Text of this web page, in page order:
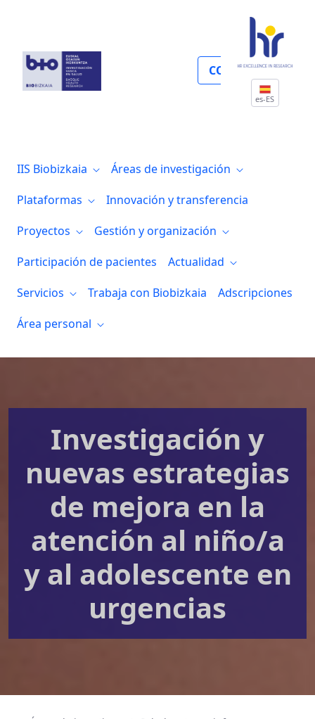
COLABORA
es-ES
IIS Biobizkaia
Áreas de investigación
Plataformas
Innovación y transferencia
Proyectos
Gestión y organización
Participación de pacientes
Actualidad
Servicios
Trabaja con Biobizkaia
Adscripciones
Área personal
Investigación y
nuevas estrategias
de mejora en la
atención al niño/a
y al adolescente en
urgencias